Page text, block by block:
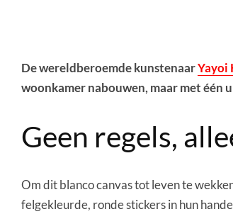
De wereldberoemde kunstenaarYayoi
woonkamer nabouwen, maar met
Geen regels,
Om dit blanco canvas tot leven te
felgekleurde, ronde stickers in hun